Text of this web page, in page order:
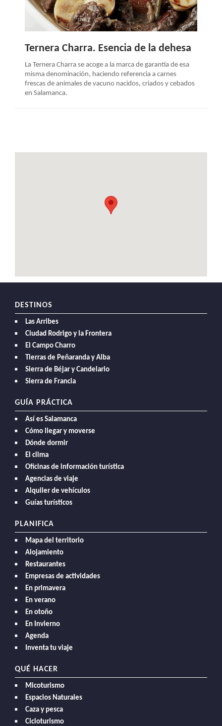
Ternera Charra. Esencia de la dehesa
La Ternera Charra se acoge a la marca de garantía de esa
misma denominación, haciendo referencia a carnes
frescas de animales de vacuno nacidos, criados y cebados
en Salamanca.
DESTINOS
Las Arribes
Ciudad Rodrigo y la Frontera
El Campo Charro
Tierras de Peñaranda y Alba
Sierra de Béjar y Candelario
Sierra de Francia
GUÍA PRÁCTICA
Así es Salamanca
Cómo llegar y moverse
Dónde dormir
El clima
Oficinas de información turística
Agencias de viaje
Alquiler de vehículos
Guías turísticos
PLANIFICA
Mapa del territorio
Alojamiento
Restaurantes
Empresas de actividades
En primavera
En verano
En otoño
En Invierno
Agenda
Inventa tu viaje
QUÉ HACER
Micoturismo
Espacios Naturales
Caza y pesca
Cicloturismo